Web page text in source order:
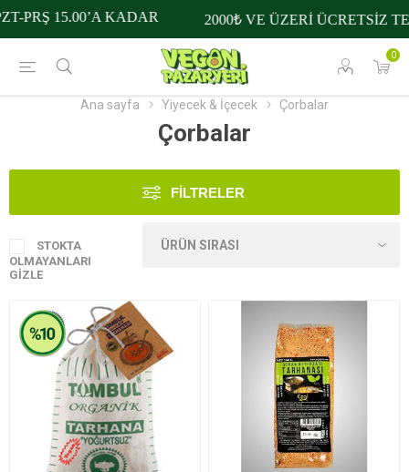
0
PRŞ 15.00’A KADAR 2000₺ VE ÜZERİ ÜCRETSİZ
Ana sayfa Yiyecek & İçecek Çorbalar
Çorbalar
FILTRELER
STOKTA
OLMAYANLARI
GIZLE